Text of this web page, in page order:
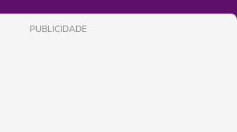
PUBLICIDADE